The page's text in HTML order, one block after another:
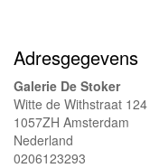
Adresgegevens
Galerie De Stoker
Witte de Withstraat 124
1057ZH Amsterdam
Nederland
0206123293